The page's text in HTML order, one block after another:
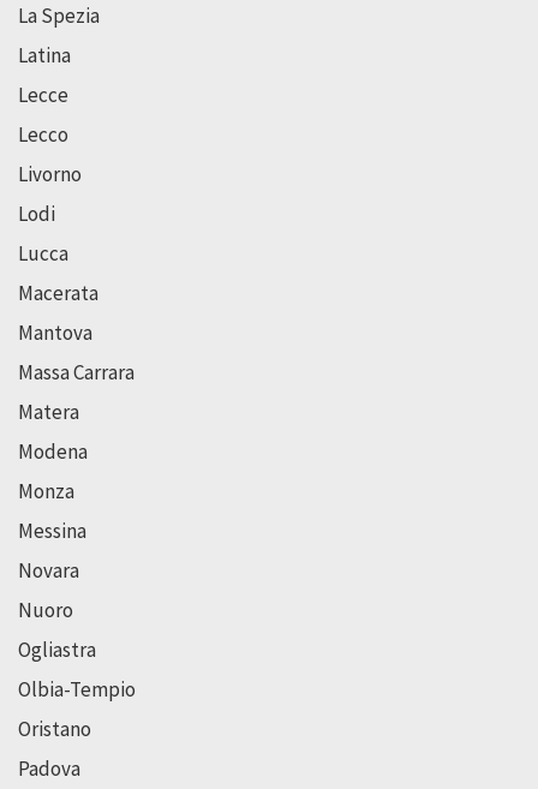
La Spezia
Latina
Lecce
Lecco
Livorno
Lodi
Lucca
Macerata
Mantova
Massa Carrara
Matera
Modena
Monza
Messina
Novara
Nuoro
Ogliastra
Olbia-Tempio
Oristano
Padova